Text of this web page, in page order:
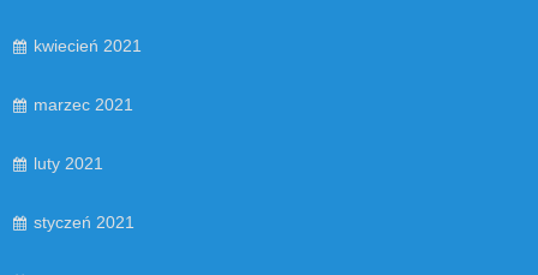
kwiecień 2021
marzec 2021
luty 2021
styczeń 2021